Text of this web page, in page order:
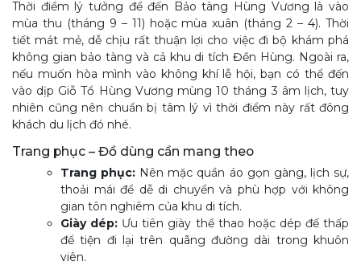
Thời điểm lý tưởng để đến Bảo tàng Hùng Vương là vào
mùa thu (tháng 9 – 11) hoặc mùa xuân (tháng 2 – 4). Thời
tiết mát mẻ, dễ chịu rất thuận lợi cho việc đi bộ khám phá
không gian bảo tàng và cả khu di tích Đền Hùng. Ngoài ra,
nếu muốn hòa mình vào không khí lễ hội, bạn có thể đến
vào dịp Giỗ Tổ Hùng Vương mùng 10 tháng 3 âm lịch, tuy
nhiên cũng nên chuẩn bị tâm lý vì thời điểm này rất đông
khách du lịch đó nhé.
Trang phục – Đồ dùng cần mang theo
Trang phục: Nên mặc quần áo gọn gàng, lịch sự,
thoải mái để dễ di chuyển và phù hợp với không
gian tôn nghiêm của khu di tích.
Giày dép: Ưu tiên giày thể thao hoặc dép đế thấp
để tiện đi lại trên quãng đường dài trong khuôn
viên.